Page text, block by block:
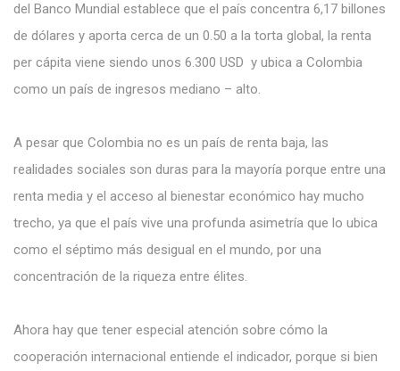
del Banco Mundial establece que el país concentra 6,17 billones
de dólares y aporta cerca de un 0.50 a la torta global, la renta
per cápita viene siendo unos 6.300 USD y ubica a Colombia
como un país de ingresos mediano – alto.
A pesar que Colombia no es un país de renta baja, las
realidades sociales son duras para la mayoría porque entre una
renta media y el acceso al bienestar económico hay mucho
trecho, ya que el país vive una profunda asimetría que lo ubica
como el séptimo más desigual en el mundo, por una
concentración de la riqueza entre élites.
Ahora hay que tener especial atención sobre cómo la
cooperación internacional entiende el indicador, porque si bien